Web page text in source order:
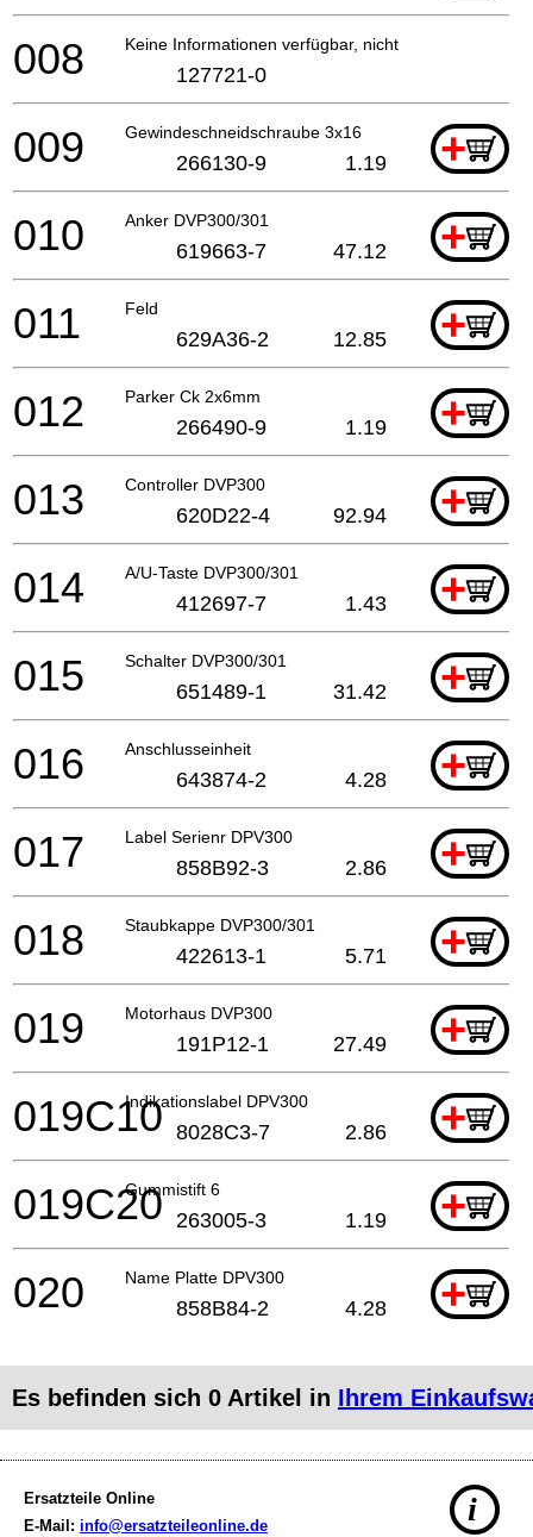
Keine Informationen verfügbar, nicht bestellbar
008 127721-0
Gewindeschneidschraube 3x16 +
009 266130-9 1.19
Anker DVP300/301 +
010 619663-7 47.12
Feld +
011 629A36-2 12.85
Parker Ck 2x6mm +
012 266490-9 1.19
Controller DVP300 +
013 620D22-4 92.94
A/U-Taste DVP300/301 +
014 412697-7 1.43
Schalter DVP300/301 +
015 651489-1 31.42
Anschlusseinheit +
016 643874-2 4.28
Label Serienr DPV300 +
017 858B92-3 2.86
Staubkappe DVP300/301 +
018 422613-1 5.71
Motorhaus DVP300 +
019 191P12-1 27.49
Indikationslabel DPV300 +
019C10 8028C3-7 2.86
Gummistift 6 +
019C20 263005-3 1.19
Name Platte DPV300 +
020 858B84-2 4.28
Es befinden sich 0 Artikel in Ihrem
Ersatzteile Online
E-Mail: info@ersatzteileonline.de i